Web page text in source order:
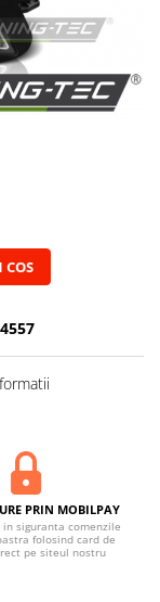
PRIN MOBILPAY
siguranta comenzile
folosind card de
pe siteul nostru